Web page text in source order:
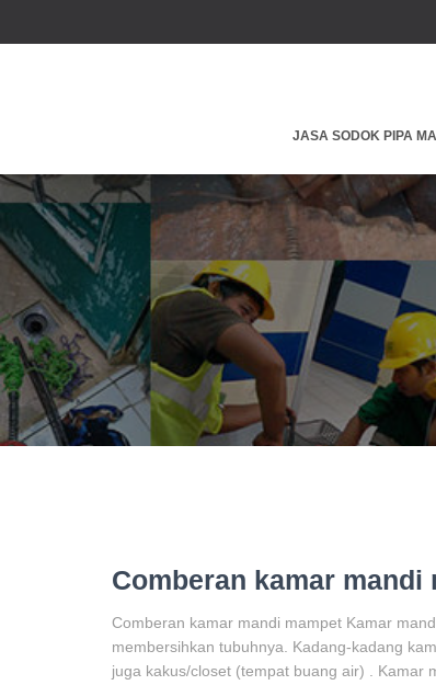
JASA SODOK PIPA
Comberan kamar mandi
Comberan kamar mandi mampet Kamar
membersihkan tubuhnya. Kadang-kadang
juga kakus/closet (tempat buang air) . Kamar